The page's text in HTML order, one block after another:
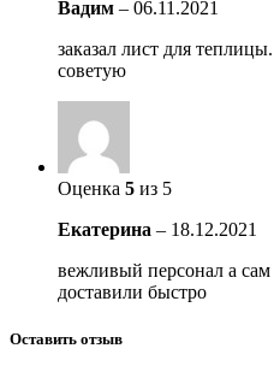
Вадим – 06.11.2021
заказал лист для
советую
Оценка 5 из 5
Екатерина – 18.12.2021
вежливый персонал а сам
доставили быстро
Оставить отзыв